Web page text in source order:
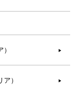
▶︎
） ▶︎